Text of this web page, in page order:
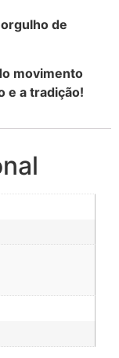
de
movimento
e a tradição!